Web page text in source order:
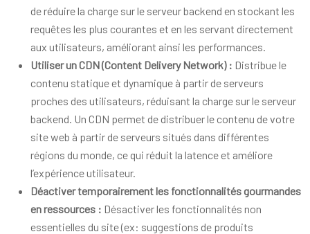
de réduire la charge sur le serveur backend en stockant les
requêtes les plus courantes et en les servant directement
aux utilisateurs, améliorant ainsi les performances.
Utiliser un CDN (Content Delivery Network) : Distribue le
contenu statique et dynamique à partir de serveurs
proches des utilisateurs, réduisant la charge sur le serveur
backend. Un CDN permet de distribuer le contenu de votre
site web à partir de serveurs situés dans différentes
régions du monde, ce qui réduit la latence et améliore
l’expérience utilisateur.
Déactiver temporairement les fonctionnalités gourmandes
en ressources : Désactiver les fonctionnalités non
essentielles du site (ex: suggestions de produits